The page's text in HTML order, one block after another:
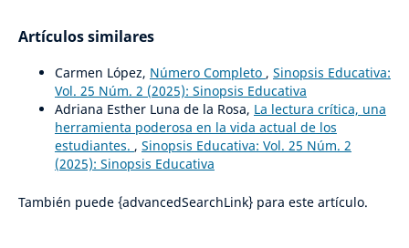
Artículos similares
Carmen López, Número Completo , Sinopsis Educativa:
Vol. 25 Núm. 2 (2025): Sinopsis Educativa
Adriana Esther Luna de la Rosa, La lectura crítica, una
herramienta poderosa en la vida actual de los
estudiantes. , Sinopsis Educativa: Vol. 25 Núm. 2
(2025): Sinopsis Educativa
También puede {advancedSearchLink} para este artículo.